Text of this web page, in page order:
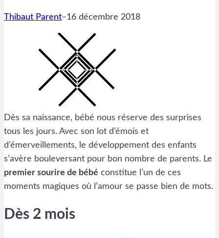
Thibaut Parent–16 décembre 2018
Dès sa naissance, bébé nous réserve des surprises
tous les jours. Avec son lot d’émois et
d’émerveillements, le développement des enfants
s’avère bouleversant pour bon nombre de parents. Le
premier sourire de bébé constitue l’un de ces
moments magiques où l’amour se passe bien de mots.
Dès 2 mois